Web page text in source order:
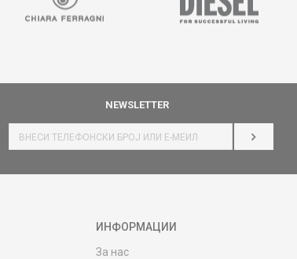
NEWSLETTER
НАЈАВИ
ИНФОРМАЦИИ
За нас